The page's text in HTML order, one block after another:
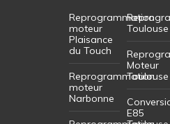
Reprogrammation
moteur
Plaisance
du Touch
Reprogrammation
moteur
Narbonne
Toulouse
Moteur
Toulouse
E85